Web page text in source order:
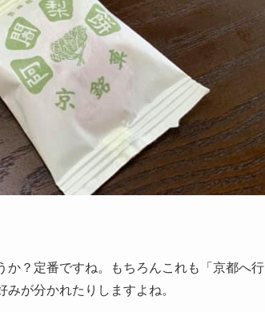
？定番ですね。もちろんこれも「京都へ行
が分かれたりしますよね。